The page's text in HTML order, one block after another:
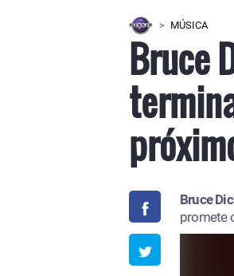
MÚSICA
Bruce
Bruce
promete